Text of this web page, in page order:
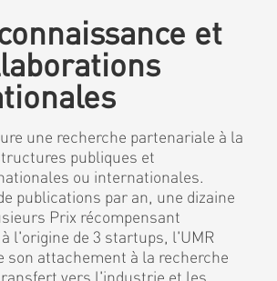
et
une recherche partenariale à la
publiques et
ou internationales.
publications par an, une dizaine
Prix récompensant
l'origine de 3 startups, l'UMR
son attachement à la recherche
vers l'industrie et les